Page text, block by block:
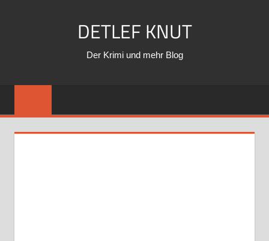
DETLEF KNUT
Der Krimi und mehr Blog